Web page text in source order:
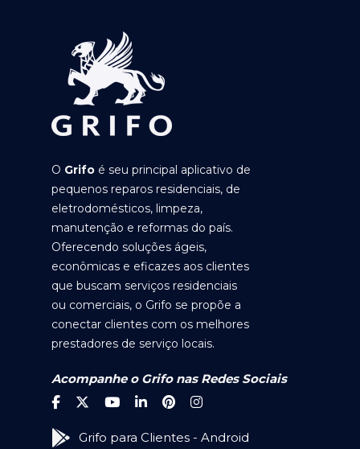
O Grifo é seu principal aplicativo de
pequenos reparos residenciais, de
eletrodomésticos, limpeza,
manutenção e reformas do país.
Oferecendo soluções ágeis,
econômicas e eficazes aos clientes
que buscam serviços residenciais
ou comerciais, o Grifo se propõe a
conectar clientes com os melhores
prestadores de serviço locais.
Acompanhe o Grifo nas Redes Sociais
Grifo para Clientes - Android